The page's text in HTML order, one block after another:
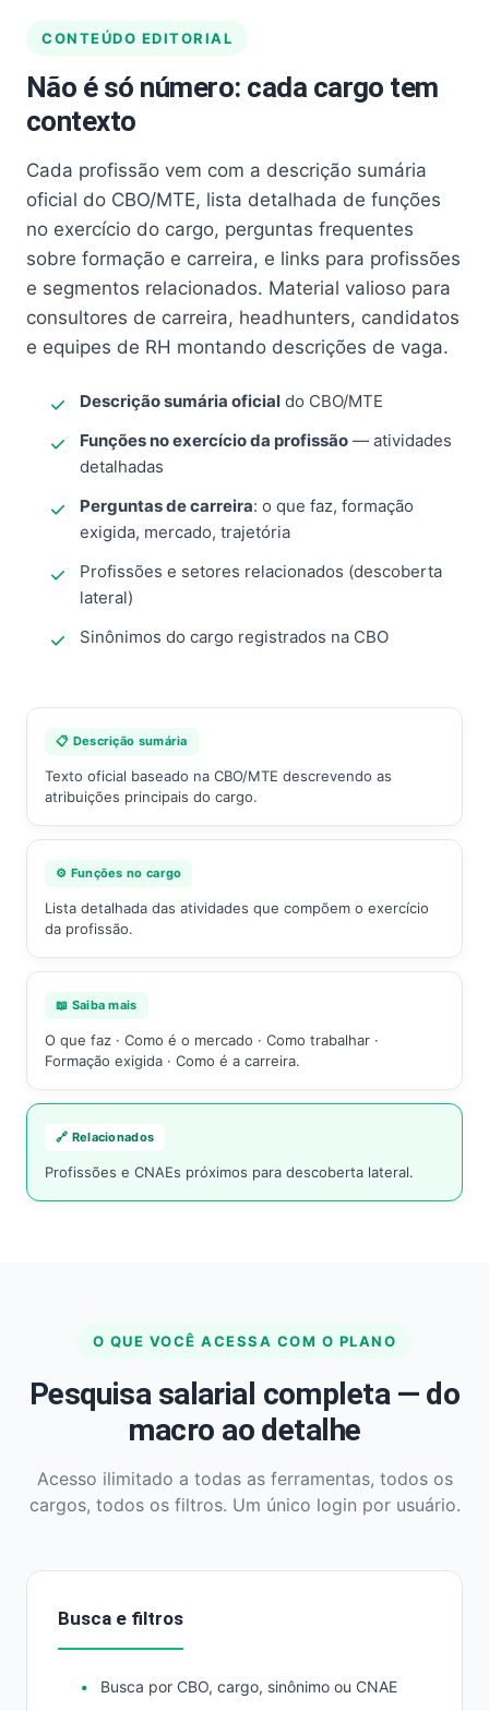
CONTEÚDO EDITORIAL
Não é só número: cada cargo tem
contexto
Cada profissão vem com a descrição sumária
oficial do CBO/MTE, lista detalhada de funções
no exercício do cargo, perguntas frequentes
sobre formação e carreira, e links para profissões
e segmentos relacionados. Material valioso para
consultores de carreira, headhunters, candidatos
e equipes de RH montando descrições de vaga.
Descrição sumária oficial do CBO/MTE
Funções no exercício da profissão — atividades
detalhadas
Perguntas de carreira: o que faz, formação
exigida, mercado, trajetória
Profissões e setores relacionados (descoberta
lateral)
Sinônimos do cargo registrados na CBO
📋 Descrição sumária
Texto oficial baseado na CBO/MTE descrevendo as
atribuições principais do cargo.
⚙️ Funções no cargo
Lista detalhada das atividades que compõem o exercício
da profissão.
📖 Saiba mais
O que faz · Como é o mercado · Como trabalhar ·
Formação exigida · Como é a carreira.
🔗 Relacionados
Profissões e CNAEs próximos para descoberta lateral.
O QUE VOCÊ ACESSA COM O PLANO
Pesquisa salarial completa — do
macro ao detalhe
Acesso ilimitado a todas as ferramentas, todos os
cargos, todos os filtros. Um único login por usuário.
Busca e filtros
Busca por CBO, cargo, sinônimo ou CNAE